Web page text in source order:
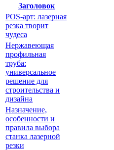
Заголовок
POS-арт: лазерная
резка творит
чудеса
Нержавеющая
профильная
труба:
универсальное
решение для
строительства и
дизайна
Назначение,
особенности и
правила выбора
станка лазерной
резки